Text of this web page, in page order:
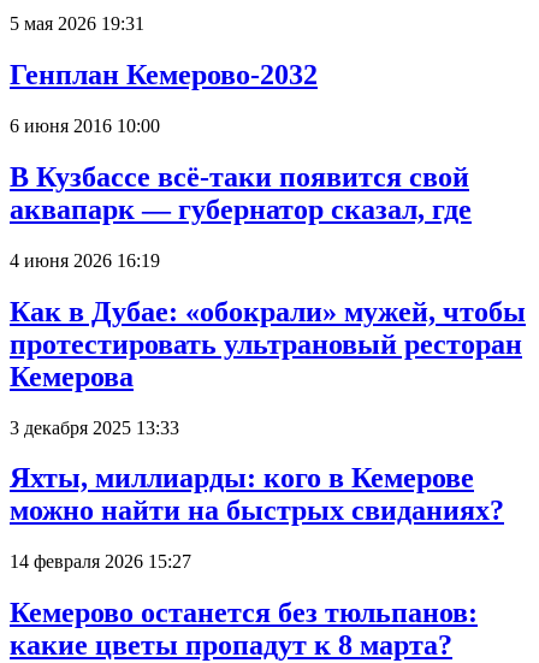
5 мая 2026 19:31
Генплан Кемерово-2032
6 июня 2016 10:00
В Кузбассе всё-таки появится свой
аквапарк — губернатор сказал, где
4 июня 2026 16:19
Как в Дубае: «обокрали» мужей, чтобы
протестировать ультрановый ресторан
Кемерова
3 декабря 2025 13:33
Яхты, миллиарды: кого в Кемерове
можно найти на быстрых свиданиях?
14 февраля 2026 15:27
Кемерово останется без тюльпанов:
какие цветы пропадут к 8 марта?